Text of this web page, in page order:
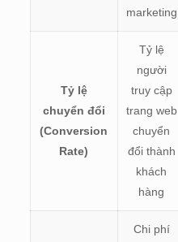
marketing
Tỷ lệ
chuyển đổi
(Conversion
Rate)
Tỷ lệ
người
truy cập
trang web
chuyển
đổi thành
khách
hàng
Chi phí